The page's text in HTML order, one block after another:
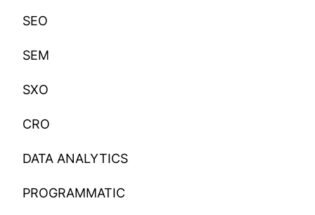
SEO
SEM
SXO
CRO
DATA ANALYTICS
PROGRAMMATIC